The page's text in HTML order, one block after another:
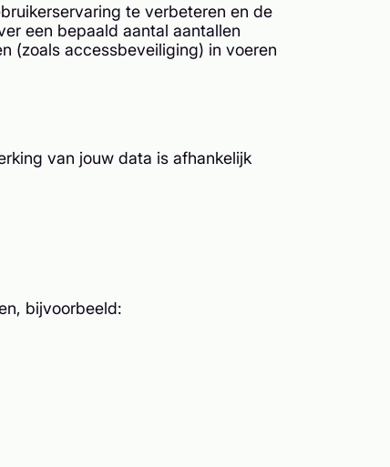
te verbeteren en de
een bepaald aantal aantallen
(zoals accessbeveiliging) in voeren
van jouw data is afhankelijk
bijvoorbeeld: